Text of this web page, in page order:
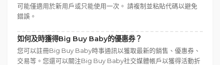
可能僅適用於新用戶或只能使用一次。 請複制並粘貼代碼以避免
錯誤。
如何及時獲得Big Buy Baby的優惠券？
您可以註冊Big Buy Baby時事通訊以獲取最新的銷售、優惠券、
交易等。您還可以關注Big Buy Baby社交媒體帳戶以獲得活動折